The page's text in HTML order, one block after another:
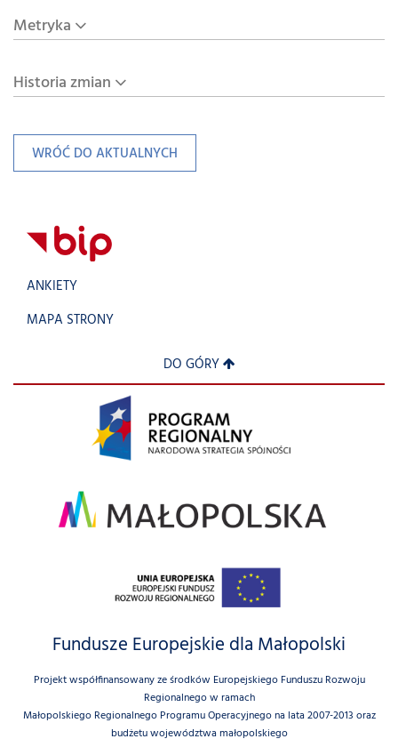
Metryka
Historia zmian
WRÓĆ DO AKTUALNYCH
ANKIETY
MAPA STRONY
DO GÓRY
Fundusze Europejskie dla Małopolski
Projekt współfinansowany ze środków Europejskiego Funduszu Rozwoju
Regionalnego w ramach
Małopolskiego Regionalnego Programu Operacyjnego na lata 2007-2013 oraz
budżetu województwa małopolskiego